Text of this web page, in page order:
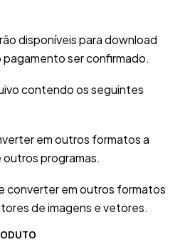
disponíveis para download
ser confirmado.
contendo os seguintes
em outros formatos a
outros programas.
converter em outros formatos
de imagens e vetores.